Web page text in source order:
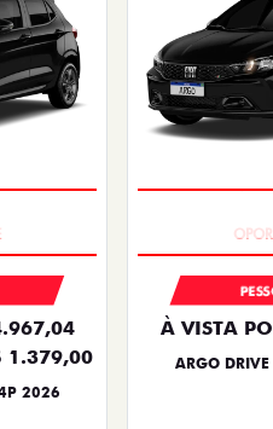
1.379,00
2026
À VISTA
ARGO